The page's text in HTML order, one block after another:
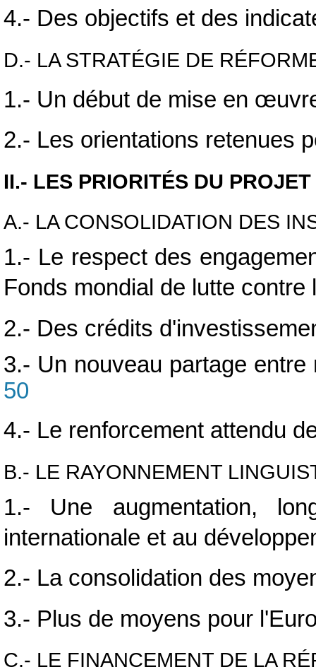
4.- Des objectifs et des
D.- LA STRATÉGIE DE
1.- Un début de mise en
2.- Les orientations retenues
II.- LES PRIORITÉS DU
A.- LA CONSOLIDATION DES
1.- Le respect des
Fonds mondial de lutte contre
2.- Des crédits
3.- Un nouveau partage
50
4.- Le renforcement attendu
B.- LE RAYONNEMENT
1.- Une augmentation,
internationale et au
2.- La consolidation des
3.- Plus de moyens pour
C.- LE FINANCEMENT DE LA